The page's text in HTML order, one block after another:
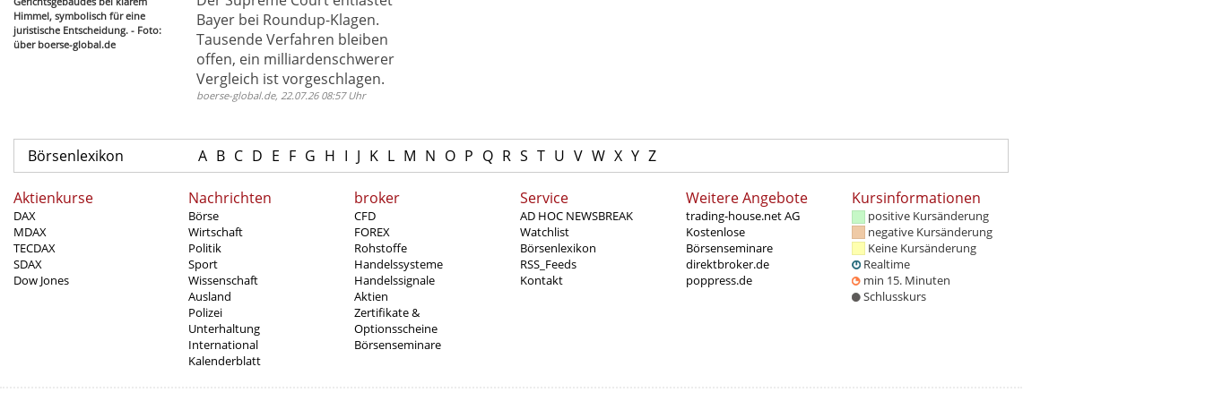
Himmel, symbolisch für eine
juristische Entscheidung. - Foto:
über boerse-global.de
Bayer bei Roundup-Klagen.
Tausende Verfahren bleiben
offen, ein milliardenschwerer
Vergleich ist vorgeschlagen.
boerse-global.de, 22.07.26 08:57 Uhr
Börsenlexikon A B C D E F G H I J K L M N O P Q R S T U V W X Y Z
Aktienkurse
DAX
MDAX
TECDAX
SDAX
Dow Jones
Nachrichten
Börse
Wirtschaft
Politik
Sport
Wissenschaft
Ausland
Polizei
Unterhaltung
International
Kalenderblatt
broker
CFD
FOREX
Rohstoffe
Handelssysteme
Handelssignale
Aktien
Zertifikate &
Optionsscheine
Börsenseminare
Service
AD HOC NEWSBREAK
Watchlist
Börsenlexikon
RSS_Feeds
Kontakt
Weitere Angebote
trading-house.net AG
Kostenlose
Börsenseminare
direktbroker.de
poppress.de
Kursinformationen
positive Kursänderung
negative Kursänderung
Keine Kursänderung
Realtime
min 15. Minuten
Schlusskurs